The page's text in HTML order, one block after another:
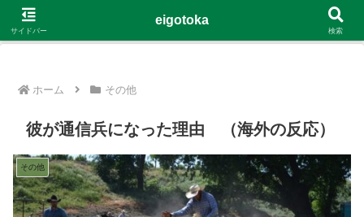
G-4Y8348WE8B
ホーム その他
彼が通信兵になった理由 （海外の反応）
その他
サイドバー
eigotoka
検索